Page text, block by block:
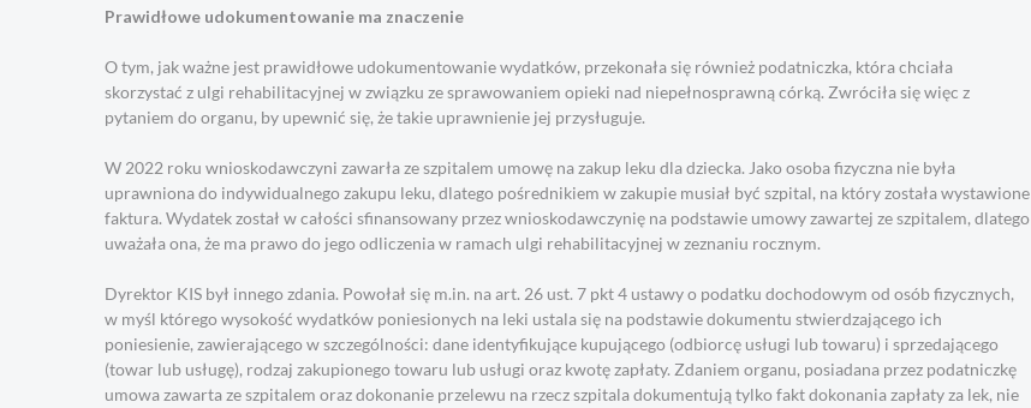
Prawidłowe udokumentowanie ma znaczenie
O tym, jak ważne jest prawidłowe udokumentowanie wydatków, przekonała się również podatniczka, która chciała
skorzystać z ulgi rehabilitacyjnej w związku ze sprawowaniem opieki nad niepełnosprawną córką. Zwróciła się więc z
pytaniem do organu, by upewnić się, że takie uprawnienie jej przysługuje.
W 2022 roku wnioskodawczyni zawarła ze szpitalem umowę na zakup leku dla dziecka. Jako osoba fizyczna nie była
uprawniona do indywidualnego zakupu leku, dlatego pośrednikiem w zakupie musiał być szpital, na który została wystawione
faktura. Wydatek został w całości sfinansowany przez wnioskodawczynię na podstawie umowy zawartej ze szpitalem, dlatego
uważała ona, że ma prawo do jego odliczenia w ramach ulgi rehabilitacyjnej w zeznaniu rocznym.
Dyrektor KIS był innego zdania. Powołał się m.in. na art. 26 ust. 7 pkt 4 ustawy o podatku dochodowym od osób fizycznych,
w myśl którego wysokość wydatków poniesionych na leki ustala się na podstawie dokumentu stwierdzającego ich
poniesienie, zawierającego w szczególności: dane identyfikujące kupującego (odbiorcę usługi lub towaru) i sprzedającego
(towar lub usługę), rodzaj zakupionego towaru lub usługi oraz kwotę zapłaty. Zdaniem organu, posiadana przez podatniczkę
umowa zawarta ze szpitalem oraz dokonanie przelewu na rzecz szpitala dokumentują tylko fakt dokonania zapłaty za lek, nie